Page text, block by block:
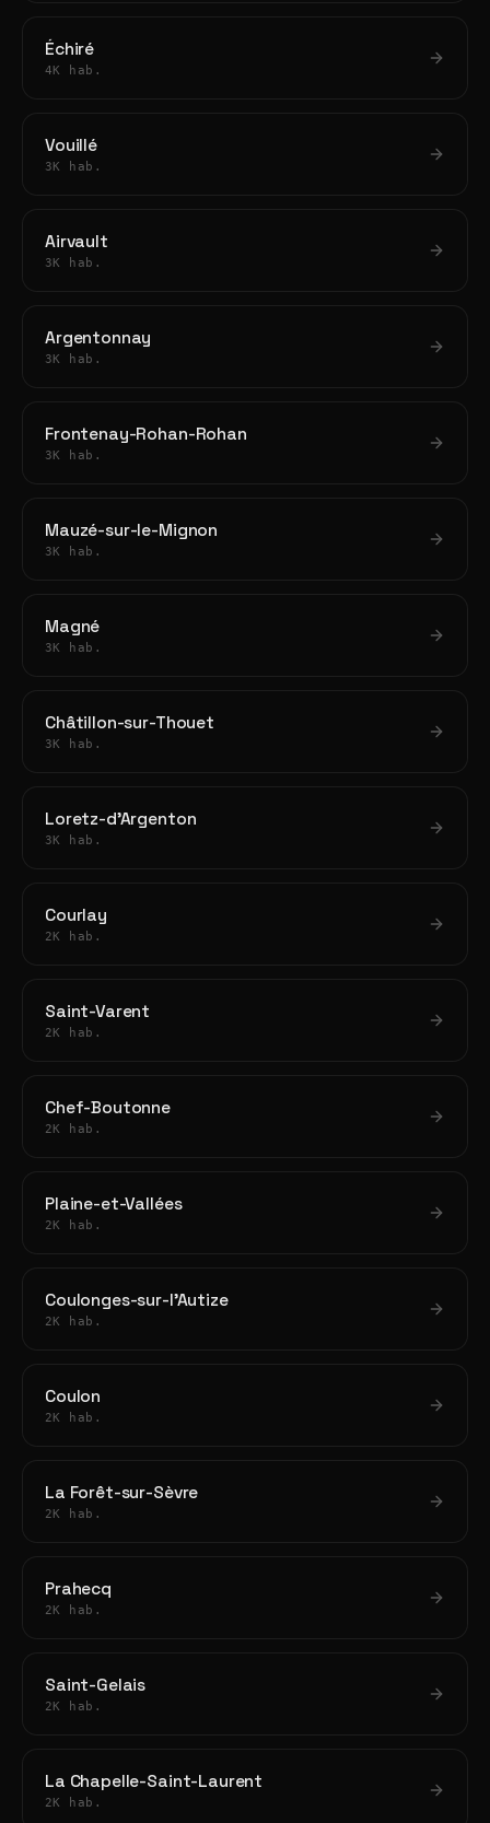
Échiré
4K hab.
Vouillé
3K hab.
Airvault
3K hab.
Argentonnay
3K hab.
Frontenay-Rohan-Rohan
3K hab.
Mauzé-sur-le-Mignon
3K hab.
Magné
3K hab.
Châtillon-sur-Thouet
3K hab.
Loretz-d'Argenton
3K hab.
Courlay
2K hab.
Saint-Varent
2K hab.
Chef-Boutonne
2K hab.
Plaine-et-Vallées
2K hab.
Coulonges-sur-l'Autize
2K hab.
Coulon
2K hab.
La Forêt-sur-Sèvre
2K hab.
Prahecq
2K hab.
Saint-Gelais
2K hab.
La Chapelle-Saint-Laurent
2K hab.